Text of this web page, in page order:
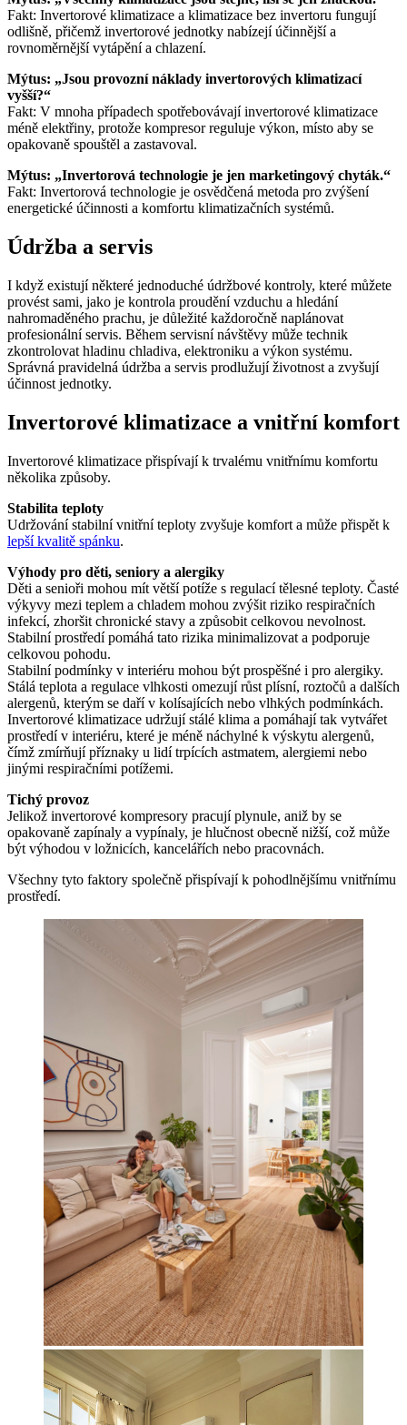
Fakt: Invertorové klimatizace a klimatizace bez invertoru fungují
odlišně, přičemž invertorové jednotky nabízejí účinnější a
rovnoměrnější vytápění a chlazení.
Mýtus: „Jsou provozní náklady invertorových klimatizací
vyšší?“
Fakt: V mnoha případech spotřebovávají invertorové klimatizace
méně elektřiny, protože kompresor reguluje výkon, místo aby se
opakovaně spouštěl a zastavoval.
Mýtus: „Invertorová technologie je jen marketingový chyták.“
Fakt: Invertorová technologie je osvědčená metoda pro zvýšení
energetické účinnosti a komfortu klimatizačních systémů.
Údržba a servis
I když existují některé jednoduché údržbové kontroly, které můžete
provést sami, jako je kontrola proudění vzduchu a hledání
nahromaděného prachu, je důležité každoročně naplánovat
profesionální servis. Během servisní návštěvy může technik
zkontrolovat hladinu chladiva, elektroniku a výkon systému.
Správná pravidelná údržba a servis prodlužují životnost a zvyšují
účinnost jednotky.
Invertorové klimatizace a vnitřní komfort
Invertorové klimatizace přispívají k trvalému vnitřnímu komfortu
několika způsoby.
Stabilita teploty
Udržování stabilní vnitřní teploty zvyšuje komfort a může přispět k
lepší kvalitě spánku.
Výhody pro děti, seniory a alergiky
Děti a senioři mohou mít větší potíže s regulací tělesné teploty. Časté
výkyvy mezi teplem a chladem mohou zvýšit riziko respiračních
infekcí, zhoršit chronické stavy a způsobit celkovou nevolnost.
Stabilní prostředí pomáhá tato rizika minimalizovat a podporuje
celkovou pohodu.
Stabilní podmínky v interiéru mohou být prospěšné i pro alergiky.
Stálá teplota a regulace vlhkosti omezují růst plísní, roztočů a dalších
alergenů, kterým se daří v kolísajících nebo vlhkých podmínkách.
Invertorové klimatizace udržují stálé klima a pomáhají tak vytvářet
prostředí v interiéru, které je méně náchylné k výskytu alergenů,
čímž zmírňují příznaky u lidí trpících astmatem, alergiemi nebo
jinými respiračními potížemi.
Tichý provoz
Jelikož invertorové kompresory pracují plynule, aniž by se
opakovaně zapínaly a vypínaly, je hlučnost obecně nižší, což může
být výhodou v ložnicích, kancelářích nebo pracovnách.
Všechny tyto faktory společně přispívají k pohodlnějšímu vnitřnímu
prostředí.